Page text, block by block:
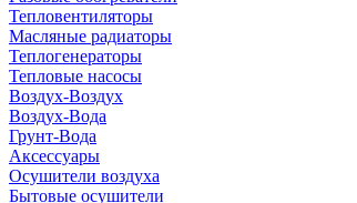
Тепловентиляторы
Масляные радиаторы
Теплогенераторы
Тепловые насосы
Воздух-Воздух
Воздух-Вода
Грунт-Вода
Аксессуары
Осушители воздуха
Бытовые осушители